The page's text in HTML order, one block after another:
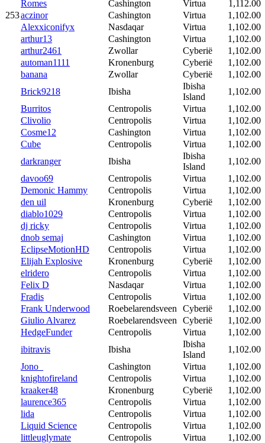
Romes
Cashington Virtua
1,112.00
253aczinor Cashington Virtua
1,102.00
Alexxiconifyx
Nasdaqar Virtua
1,102.00
arthur13
Cashington Virtua
1,102.00
arthur2461
Zwollar Cyberië
1,102.00
automan1111
Kronenburg Cyberië
1,102.00
banana
Zwollar Cyberië
1,102.00
Brick9218
Ibisha
Ibisha
Island
1,102.00
Burritos
Centropolis Virtua
1,102.00
Clivolio
Centropolis Virtua
1,102.00
Cosme12
Cashington Virtua
1,102.00
Cube
Centropolis Virtua
1,102.00
darkranger
Ibisha
Ibisha
Island
1,102.00
davoo69
Centropolis Virtua
1,102.00
Demonic Hammy
Centropolis Virtua
1,102.00
den uil
Kronenburg Cyberië
1,102.00
diablo1029
Centropolis Virtua
1,102.00
dj ricky
Centropolis Virtua
1,102.00
dnob semaj
Cashington Virtua
1,102.00
EclipseMotionHD
Centropolis Virtua
1,102.00
Elijah Explosive
Kronenburg Cyberië
1,102.00
elridero
Centropolis Virtua
1,102.00
Felix D
Nasdaqar Virtua
1,102.00
Fradis
Centropolis Virtua
1,102.00
Frank Underwood
Roebelarendsveen Cyberië
1,102.00
Giulio Alvarez
Roebelarendsveen Cyberië
1,102.00
HedgeFunder
Centropolis Virtua
1,102.00
ibitravis
Ibisha
Ibisha
Island
1,102.00
Jono_
Cashington Virtua
1,102.00
knightofireland
Centropolis Virtua
1,102.00
kraaker48
Kronenburg Cyberië
1,102.00
laurence365
Centropolis Virtua
1,102.00
lida
Centropolis Virtua
1,102.00
Liquid Science
Centropolis Virtua
1,102.00
littleuglymate
Centropolis Virtua
1,102.00